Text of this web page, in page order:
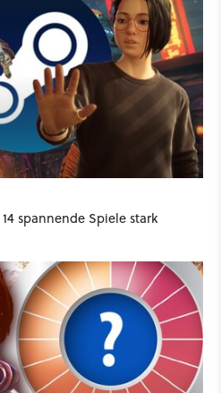
spannende Spiele stark